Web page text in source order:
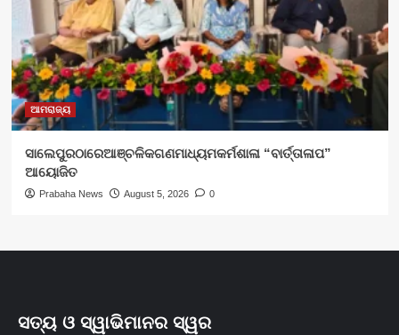
ଆମରାଜ୍ୟ
ସାଲେପୁରଠାରେଆଞ୍ଚଳିକଗଣମାଧ୍ୟମକର୍ମଶାଳା “ବାର୍ତ୍ତାଳାପ”
ଆୟୋଜିତ
Prabaha News August 5, 2026 0
ସତ୍ୟ ଓ ସ୍ୱାଭିମାନର ସ୍ୱର